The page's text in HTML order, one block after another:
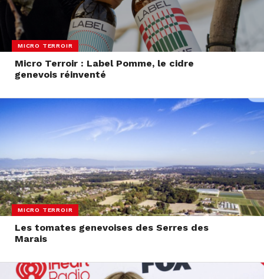
MICRO TERROIR
Micro Terroir : Label Pomme, le cidre
genevois réinventé
MICRO TERROIR
Les tomates genevoises des Serres des
Marais